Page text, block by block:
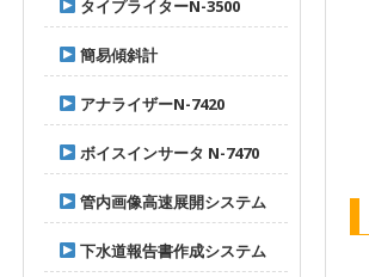
タイプライターN-3500
簡易傾斜計
アナライザーN-7420
ボイスインサータ N-7470
管内画像高速展開システム
下水道報告書作成システム